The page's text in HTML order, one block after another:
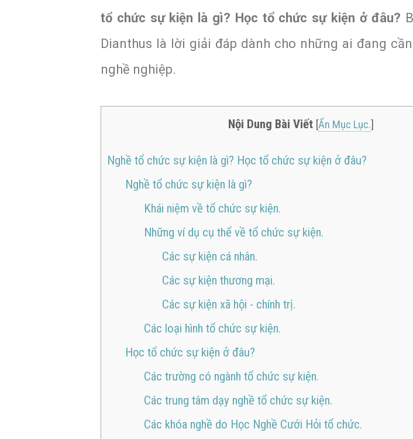
tổ chức sự kiện là gì? Học tổ chức sự kiện ở đâu?
Dianthus là lời giải đáp dành cho những ai đang
nghề nghiệp.
Nội Dung Bài Viết [Ẩn Mục Lục.]
Nghề tổ chức sự kiện là gì? Học tổ chức sự kiện ở đâu?
Nghề tổ chức sự kiện là gì?
Khái niệm về tổ chức sự kiện.
Những ví dụ cụ thể về tổ chức sự kiện.
Các sự kiện cá nhân.
Các sự kiện thương mại.
Các sự kiện xã hội - chính trị.
Các loại hình tổ chức sự kiện.
Học tổ chức sự kiện ở đâu?
Các trường có ngành tổ chức sự kiện.
Các trung tâm dạy nghề tổ chức sự kiện.
Các khóa nghề do Học Nghề Cưới Hỏi tổ chức.